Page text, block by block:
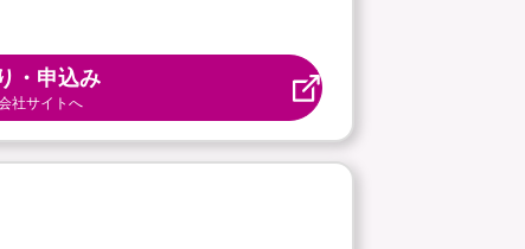
・申込み
社サイトへ